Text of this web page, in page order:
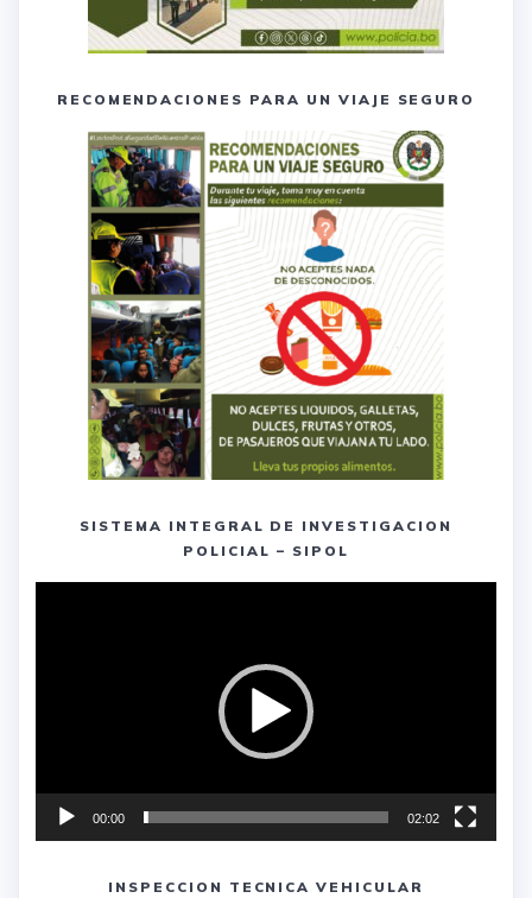
RECOMENDACIONES PARA UN VIAJE SEGURO
SISTEMA INTEGRAL DE INVESTIGACION
POLICIAL – SIPOL
00:00 02:02
INSPECCION TECNICA VEHICULAR